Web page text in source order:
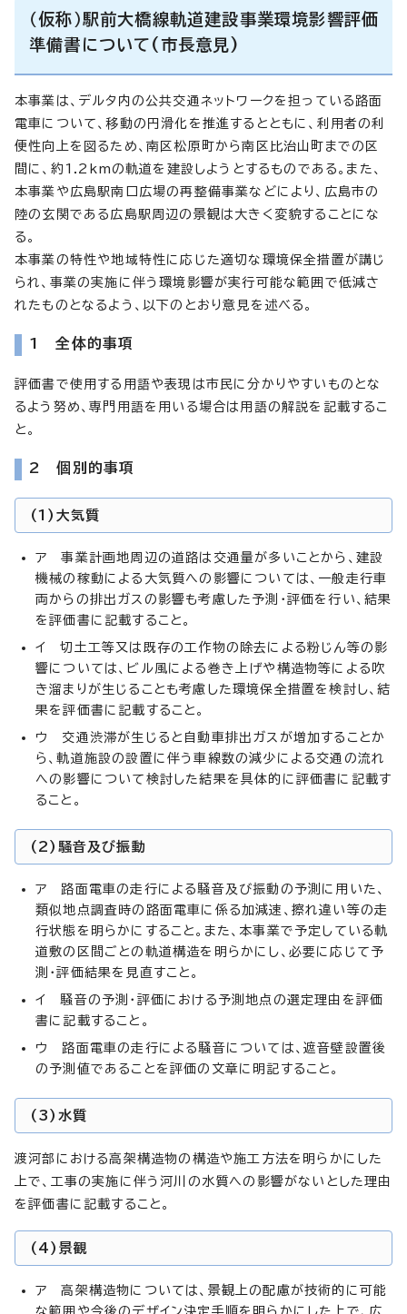
（仮称）駅前大橋線軌道建設事業環境影響評価
準備書について(市長意見)
本事業は、デルタ内の公共交通ネットワークを担っている路面
電車について、移動の円滑化を推進するとともに、利用者の利
便性向上を図るため、南区松原町から南区比治山町までの区
間に、約1.2kmの軌道を建設しようとするものである。また、
本事業や広島駅南口広場の再整備事業などにより、広島市の
陸の玄関である広島駅周辺の景観は大きく変貌することにな
る。
本事業の特性や地域特性に応じた適切な環境保全措置が講じ
られ、事業の実施に伴う環境影響が実行可能な範囲で低減さ
れたものとなるよう、以下のとおり意見を述べる。
1 全体的事項
評価書で使用する用語や表現は市民に分かりやすいものとな
るよう努め、専門用語を用いる場合は用語の解説を記載するこ
と。
2 個別的事項
(1)大気質
ア 事業計画地周辺の道路は交通量が多いことから、建設
機械の稼動による大気質への影響については、一般走行車
両からの排出ガスの影響も考慮した予測・評価を行い、結果
を評価書に記載すること。
イ 切土工等又は既存の工作物の除去による粉じん等の影
響については、ビル風による巻き上げや構造物等による吹
き溜まりが生じることも考慮した環境保全措置を検討し、結
果を評価書に記載すること。
ウ 交通渋滞が生じると自動車排出ガスが増加することか
ら、軌道施設の設置に伴う車線数の減少による交通の流れ
への影響について検討した結果を具体的に評価書に記載す
ること。
(2)騒音及び振動
ア 路面電車の走行による騒音及び振動の予測に用いた、
類似地点調査時の路面電車に係る加減速、擦れ違い等の走
行状態を明らかにすること。また、本事業で予定している軌
道敷の区間ごとの軌道構造を明らかにし、必要に応じて予
測・評価結果を見直すこと。
イ 騒音の予測・評価における予測地点の選定理由を評価
書に記載すること。
ウ 路面電車の走行による騒音については、遮音壁設置後
の予測値であることを評価の文章に明記すること。
(3)水質
渡河部における高架構造物の構造や施工方法を明らかにした
上で、工事の実施に伴う河川の水質への影響がないとした理由
を評価書に記載すること。
(4)景観
ア 高架構造物については、景観上の配慮が技術的に可能
な範囲や今後のデザイン決定手順を明らかにした上で、広